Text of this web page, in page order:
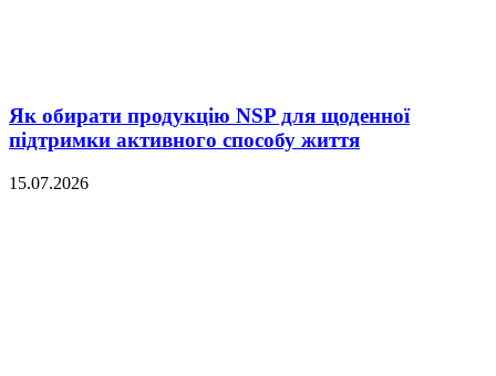
Як обирати продукцію NSP для щоденної
підтримки активного способу життя
15.07.2026